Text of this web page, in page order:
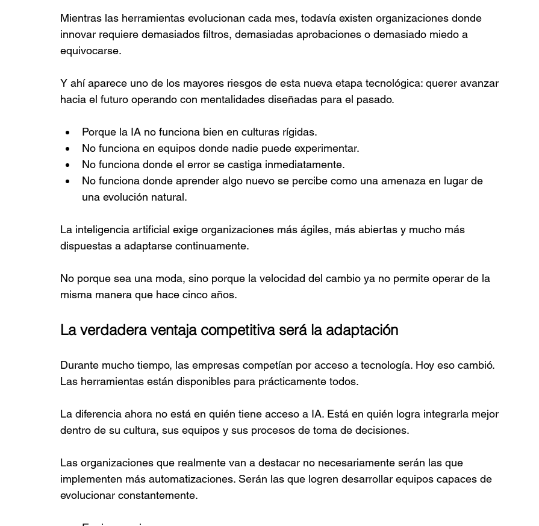
Mientras las herramientas evolucionan cada mes, todavía existen organizaciones donde
innovar requiere demasiados filtros, demasiadas aprobaciones o demasiado miedo a
equivocarse.
Y ahí aparece uno de los mayores riesgos de esta nueva etapa tecnológica: querer avanzar
hacia el futuro operando con mentalidades diseñadas para el pasado.
Porque la IA no funciona bien en culturas rígidas.
No funciona en equipos donde nadie puede experimentar.
No funciona donde el error se castiga inmediatamente.
No funciona donde aprender algo nuevo se percibe como una amenaza en lugar de
una evolución natural.
La inteligencia artificial exige organizaciones más ágiles, más abiertas y mucho más
dispuestas a adaptarse continuamente.
No porque sea una moda, sino porque la velocidad del cambio ya no permite operar de la
misma manera que hace cinco años.
La verdadera ventaja competitiva será la adaptación
Durante mucho tiempo, las empresas competían por acceso a tecnología. Hoy eso cambió.
Las herramientas están disponibles para prácticamente todos.
La diferencia ahora no está en quién tiene acceso a IA. Está en quién logra integrarla mejor
dentro de su cultura, sus equipos y sus procesos de toma de decisiones.
Las organizaciones que realmente van a destacar no necesariamente serán las que
implementen más automatizaciones. Serán las que logren desarrollar equipos capaces de
evolucionar constantemente.